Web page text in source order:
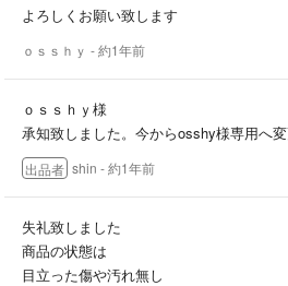
よろしくお願い致します
ｏｓｓｈｙ - 約1年前
ｏｓｓｈｙ様
承知致しました。今からosshy様専用へ変
出品者 shin - 約1年前
失礼致しました
商品の状態は
目立った傷や汚れ無し